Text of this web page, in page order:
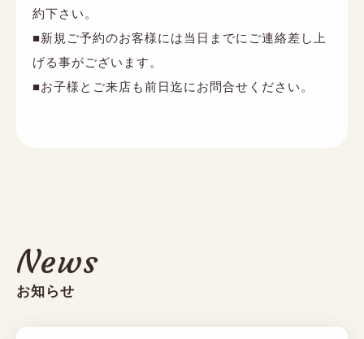
約下さい。
■新規ご予約のお客様には当日までにご連絡差し上
げる事がございます。
■お子様とご来店も前日迄にお問合せください。
News
お知らせ